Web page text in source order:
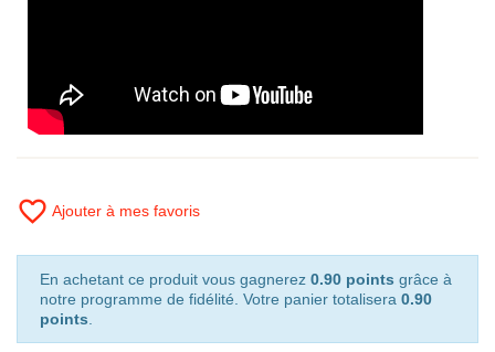
favorite_border Ajouter à mes favoris
En achetant ce produit vous gagnerez 0.90 points grâce à
notre programme de fidélité. Votre panier totalisera 0.90
points